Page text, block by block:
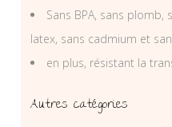
Sans BPA, sans plomb,
latex, sans cadmium et
en plus, résistant la
Autres catégories